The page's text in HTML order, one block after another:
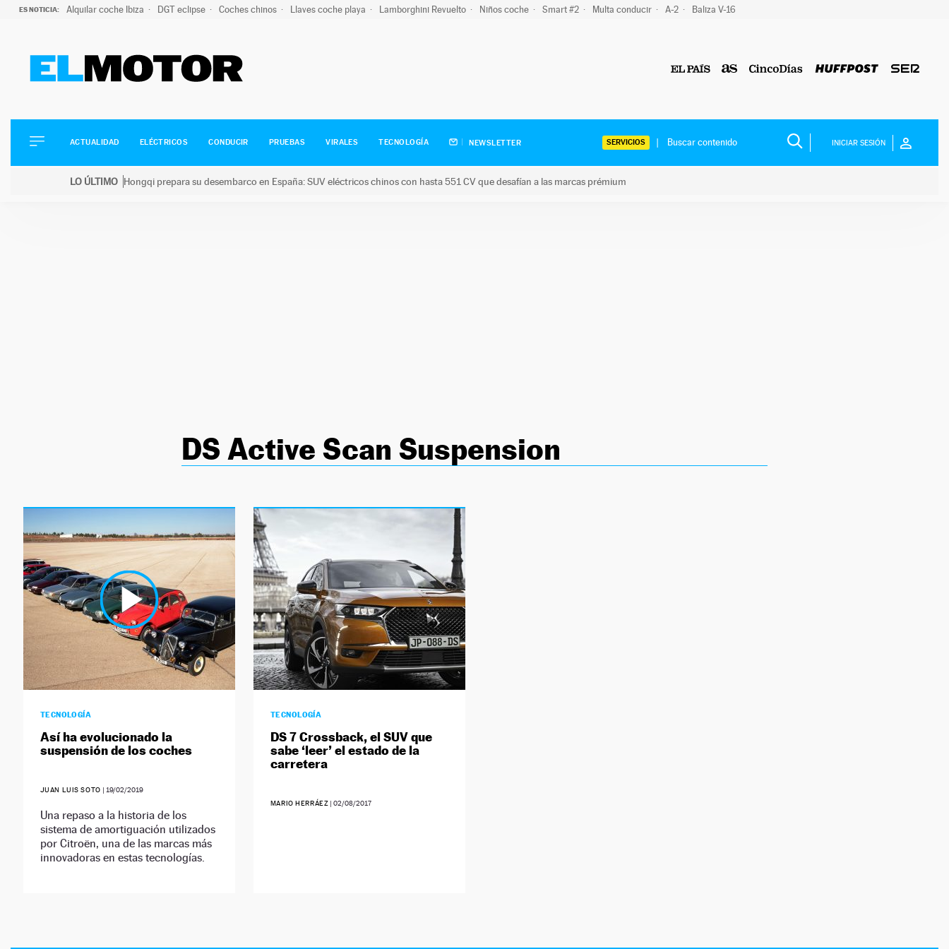
ES NOTICIA: Alquilar coche Ibiza DGT eclipse Coches chinos Llaves coche playa Lamborghini Revuelto Niños coche Smart #2 Multa conducir A-2 Baliza V-16
ELÉCTRICOS
CONDUCIR
ACTUALIDAD ELÉCTRICOS CONDUCIR PRUEBAS VIRALES TECNOLOGÍA NEWSLETTER SERVICIOS INICIAR SESIÓN
LO ÚLTIMO Hongqi prepara su desembarco en España: SUV eléctricos chinos con hasta 551 CV que desafían a las marcas prémium
DS Active Scan Suspension
TECNOLOGÍA
Así ha evolucionado la
suspensión de los coches
JUAN LUIS SOTO | 19/02/2019
Una repaso a la historia de los
sistema de amortiguación utilizados
por Citroën, una de las marcas más
innovadoras en estas tecnologías.
TECNOLOGÍA
DS 7 Crossback, el SUV que
sabe ‘leer’ el estado de la
carretera
MARIO HERRÁEZ |02/08/2017